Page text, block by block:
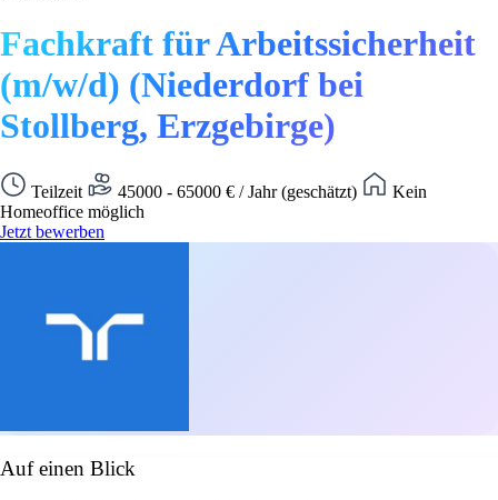
Fachkraft für Arbeitssicherheit
(m/w/d) (Niederdorf bei
Stollberg, Erzgebirge)
Teilzeit 45000 - 65000 € / Jahr (geschätzt)
Kein
Homeoffice möglich
Jetzt bewerben
Auf einen Blick